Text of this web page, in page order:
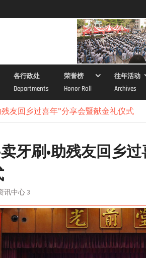
各行政处
Departments
荣誉榜
Honor Roll
往年活动
Archives
残友回乡过喜年”分享会暨献金礼仪式
牙刷•助残友回乡
讯中心 3